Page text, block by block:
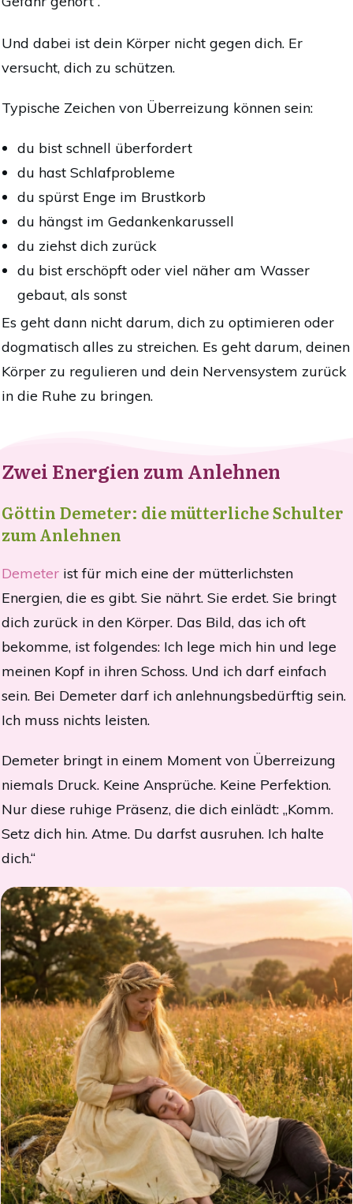
Und dabei ist dein Körper nicht gegen dich. Er
versucht, dich zu schützen.
Typische Zeichen von Überreizung können sein:
du bist schnell überfordert
du hast Schlafprobleme
du spürst Enge im Brustkorb
du hängst im Gedankenkarussell
du ziehst dich zurück
du bist erschöpft oder viel näher am Wasser
gebaut, als sonst
Es geht dann nicht darum, dich zu optimieren oder
dogmatisch alles zu streichen. Es geht darum, deinen
Körper zu regulieren und dein Nervensystem zurück
in die Ruhe zu bringen.
Zwei Energien zum Anlehnen
Göttin Demeter: die mütterliche Schulter
zum Anlehnen
Demeter ist für mich eine der mütterlichsten
Energien, die es gibt. Sie nährt. Sie erdet. Sie bringt
dich zurück in den Körper. Das Bild, das ich oft
bekomme, ist folgendes: Ich lege mich hin und lege
meinen Kopf in ihren Schoss. Und ich darf einfach
sein. Bei Demeter darf ich anlehnungsbedürftig sein.
Ich muss nichts leisten.
Demeter bringt in einem Moment von Überreizung
niemals Druck. Keine Ansprüche. Keine Perfektion.
Nur diese ruhige Präsenz, die dich einlädt: „Komm.
Setz dich hin. Atme. Du darfst ausruhen. Ich halte
dich.“